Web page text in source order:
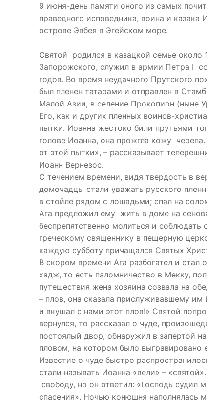
9 июня-день памяти оного из самых
праведного исповедника, воина и казака
острове Эвбея в Эгейском море.
Святой родился в казацкой семье около
Запорожского, служил в армии Петра I
годов. Во время неудачного Прутского
был пленен татарами и отправлен в
Малой Азии, в селение Прокопион (ныне
Его, как и других пленных воинов-
пытки. Иоанна жестоко били прутьями
голове Иоанна, она прожгла кожу
от этой пытки», – рассказывает
Иоанн Вернезос.
С течением времени, видя твердость в
домочадцы стали уважать русского
в стойле рядом с лошадьми; спал на
Ага предложил ему жить в доме на
беспрепятственно молиться и
греческому священнику в пещерную
каждую субботу причащался Святых
В скором времени Ага разбогател и
хадж, то есть паломничество в Мекку,
путешествия жена хозяина созвала на
– плов, она сказала прислуживавшему
и вкушал с нами этот плов!» Святой
вернулся, то рассказал о чуде,
постоялый двор, обнаружил в запертой
пловом, на котором было выгравировано
Известие о чуде быстро
стали называть Иоанна «вели» –
свободу, но он ответил: «Господь судил
спасения». Ночью конюшня наполнялась